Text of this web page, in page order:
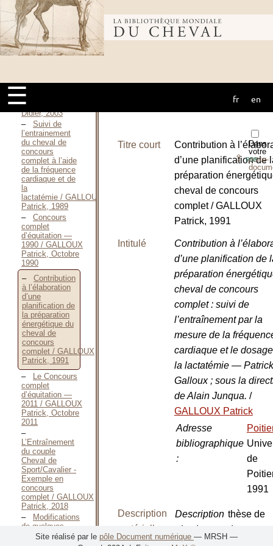
Bibliothèque
mondiale du
cheval
☰ fr en
Memorandum
organisers of
International
three day
events —
1997 / Fédération
1997
équestres / GALLICE
Didier, 2003
Suivi de
l’entrainement
du cheval de
concours
complet à l’aide
de la fréquence
cardiaque et de
la
lactatémie / GALLOUX
Patrick, 1989
Concours
complet
d’équitation —
1990 / GALLOUX
Patrick, Octobre
1990
Contribution
à l’élaboration
d’une
planification de
la préparation
énergétique du
cheval de
concours
complet / GALLOUX
Patrick, 1991
Le Concours
complet
d’équitation —
2011 / GALLOUX
Patrick, Octobre
2011
L’Entraînement
du couple
Cheval de
Sport/Cavalier -
Exemple en
concours
complet / GALLOUX
Patrick, 2018
Modifications
de quelques
paramètres
Dans
votre
porte-
⇪PDF
Titre court
Contribution à
d’une planification de
préparation
cheval de concours
complet / GALLOUX
Patrick, 1991
Intitulé
Contribution à
d’une planification de
préparation
cheval de concours
complet : suivi de
l’entraînement par la
mesure de la
cardiaque et le
la lactatémie — Patrick
Galloux ; sous la
de Alain Junqua. /
GALLOUX Patrick
Adresse
bibliographique
:
de
1991
Description
matérielle
Description
physique
thèse de
doctorat,
Site réalisé par le pôle Document numérique — MRSH —